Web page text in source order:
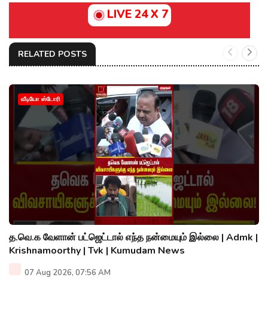
LIVE 24 X 7
RELATED POSTS
வீடியோ ஸ்டோரி
த.வெ.க வேளான் பட்ஜெட்டால் எந்த நன்மையும் இல்லை | Admk |
Krishnamoorthy | Tvk | Kumudam News
07 Aug 2026, 07:56 AM